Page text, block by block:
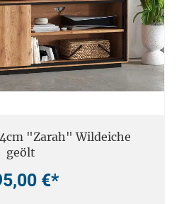
"Zarah" Wildeiche
geölt
€*